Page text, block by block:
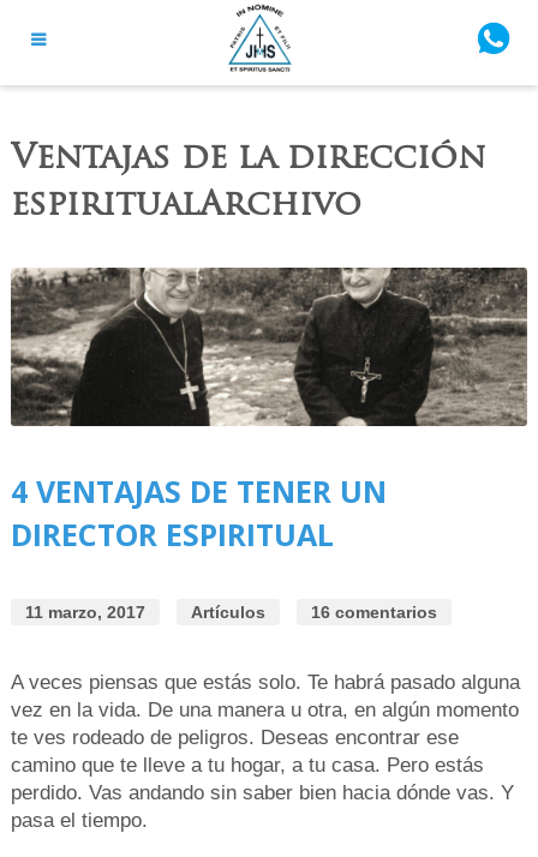
Ventajas de la dirección
espiritualArchivo
4 VENTAJAS DE TENER UN
DIRECTOR ESPIRITUAL
11 marzo, 2017 Artículos 16 comentarios
A veces piensas que estás solo. Te habrá pasado alguna
vez en la vida. De una manera u otra, en algún momento
te ves rodeado de peligros. Deseas encontrar ese
camino que te lleve a tu hogar, a tu casa. Pero estás
perdido. Vas andando sin saber bien hacia dónde vas. Y
pasa el tiempo.